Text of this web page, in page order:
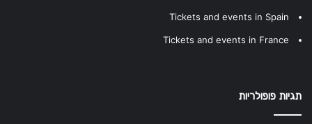
Tickets and events in Spain
Tickets and events in France
תגיות פופולריות